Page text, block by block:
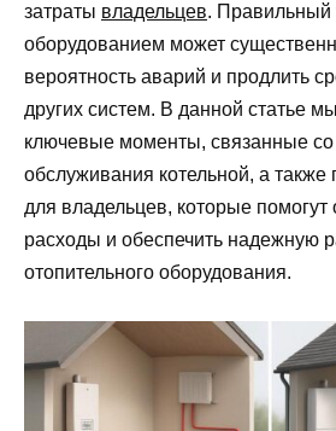
затраты владельцев. Правильный
оборудованием может
вероятность аварий и продлить
других систем. В данной статье
ключевые моменты, связанные со
обслуживания котельной, а также
для владельцев, которые помогут
расходы и обеспечить надежную
отопительного оборудования.